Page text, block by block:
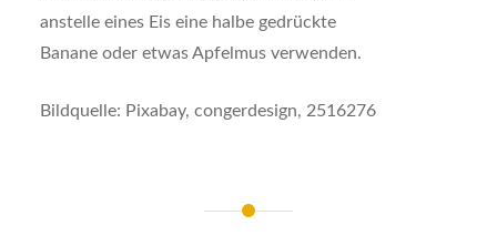
anstelle eines Eis eine halbe gedrückte
Banane oder etwas Apfelmus verwenden.
Bildquelle: Pixabay, congerdesign, 2516276